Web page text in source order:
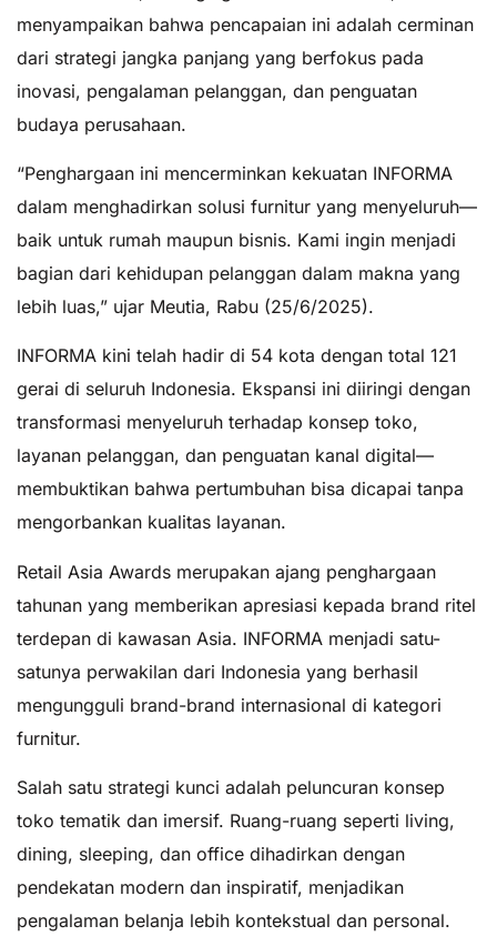
menyampaikan bahwa pencapaian ini adalah cerminan
dari strategi jangka panjang yang berfokus pada
inovasi, pengalaman pelanggan, dan penguatan
budaya perusahaan.
“Penghargaan ini mencerminkan kekuatan INFORMA
dalam menghadirkan solusi furnitur yang menyeluruh—
baik untuk rumah maupun bisnis. Kami ingin menjadi
bagian dari kehidupan pelanggan dalam makna yang
lebih luas,” ujar Meutia, Rabu (25/6/2025).
INFORMA kini telah hadir di 54 kota dengan total 121
gerai di seluruh Indonesia. Ekspansi ini diiringi dengan
transformasi menyeluruh terhadap konsep toko,
layanan pelanggan, dan penguatan kanal digital—
membuktikan bahwa pertumbuhan bisa dicapai tanpa
mengorbankan kualitas layanan.
Retail Asia Awards merupakan ajang penghargaan
tahunan yang memberikan apresiasi kepada brand ritel
terdepan di kawasan Asia. INFORMA menjadi satu-
satunya perwakilan dari Indonesia yang berhasil
mengungguli brand-brand internasional di kategori
furnitur.
Salah satu strategi kunci adalah peluncuran konsep
toko tematik dan imersif. Ruang-ruang seperti living,
dining, sleeping, dan office dihadirkan dengan
pendekatan modern dan inspiratif, menjadikan
pengalaman belanja lebih kontekstual dan personal.